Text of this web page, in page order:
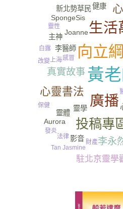
黃
向立
廣播
生活
投稿專
心靈書法
李永
真實故事
駐北京靈學
李醫師
靈體
Joanne
新北勢草民
靈學
SpongeSis
主神
影音
Aurora
健康
Tan Jasmine
保健
上海
白露
法律
改變
靈性
感冒
財產
發炎